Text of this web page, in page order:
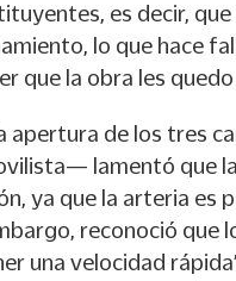
es decir,
lo que hace
que la obra les
apertura de los tres
lamentó que
ya que la arteria es
reconoció que
una velocidad